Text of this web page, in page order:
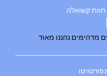
חוות קשואלה
מדהימים נהננו מאוד